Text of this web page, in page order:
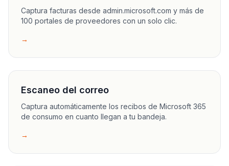
Captura facturas desde admin.microsoft.com y más de
100 portales de proveedores con un solo clic.
→
Escaneo del correo
Captura automáticamente los recibos de Microsoft 365
de consumo en cuanto llegan a tu bandeja.
→